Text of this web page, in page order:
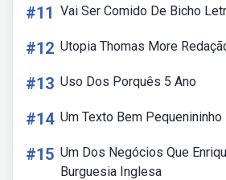
#11 Vai Ser Comido De Bicho
#12 Utopia Thomas More
#13 Uso Dos Porquês 5 Ano
#14 Um Texto Bem Pequenininho
#15 Um Dos Negócios Que
Burguesia Inglesa